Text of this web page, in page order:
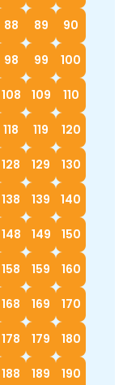
88 89 90
98 99 100
108 109 110
118 119 120
128 129 130
138 139 140
148 149 150
158 159 160
168 169 170
178 179 180
188 189 190